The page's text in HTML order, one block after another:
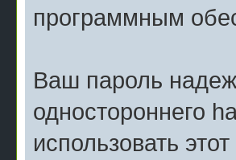
программным
Ваш пароль
одностороннего
использовать